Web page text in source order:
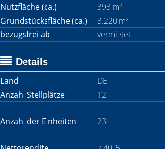
Nutzfläche (ca.) 393 m²
Grundstücksfläche (ca.)
3.220 m²
bezugsfrei ab
vermietet
Details
Land
DE
Anzahl Stellplätze
12
Anzahl der Einheiten 23